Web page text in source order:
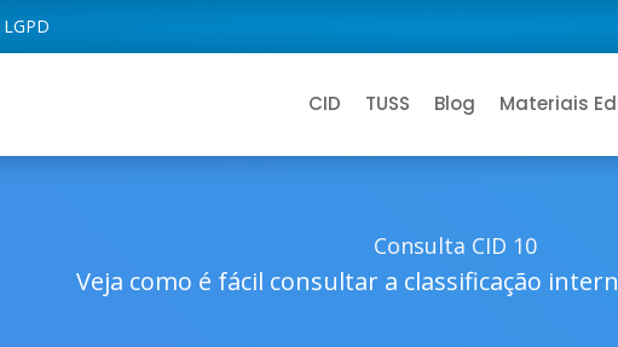
CID TUSS Blog Materiais
Consulta CID 10
Veja como é fácil consultar a classificação